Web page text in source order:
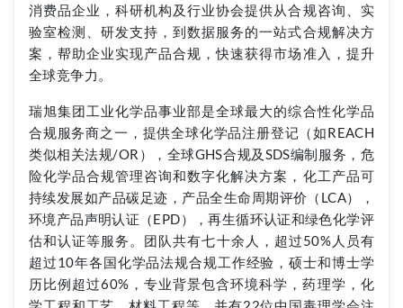
消费品企业，科研机构及行业协会提供从合规咨询、实
验室检测、研发支持，到数据服务的一站式合规解决方
案，帮助企业实现产品合规，快速获得市场准入，提升
全球竞争力。
瑞旭集团工业化学品事业部是全球最大的综合性化学品
合规服务商之一，提供全球化学品注册登记（如REACH
类似相关法规/OR），全球GHS合规及SDS编制服务，危
险化学品合规管理咨询和数字化解决方案，化工产品可
持续发展如产品碳足迹，产品全生命周期评价（LCA），
环境产品声明认证（EPD），再生循环认证和绿色化学评
估和认证等服务。团队共有七十余人，超过50%人员有
超过10年各国化学品法规合规工作经验，硕士和博士学
历比例超过60%，专业背景包含环境科学，药理学，化